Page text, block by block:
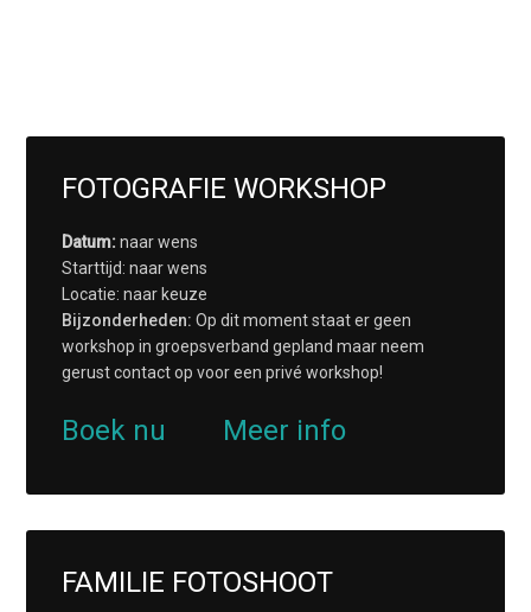
FOTOGRAFIE WORKSHOP
Datum:naar wens
Starttijd: naar wens
Locatie: naar keuze
Bijzonderheden: Op dit moment staat er geen
workshop in groepsverband gepland maar neem
gerust contact op voor een privé workshop!
Boek nu Meer info
FAMILIE FOTOSHOOT